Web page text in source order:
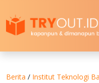
Berita / Institut Teknologi